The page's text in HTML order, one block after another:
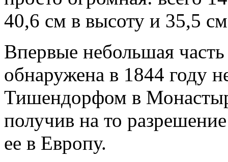
40,6 см в высоту и 35,5
Впервые небольшая
обнаружена в 1844 году
Тишендорфом в
получив на то
ее в Европу.